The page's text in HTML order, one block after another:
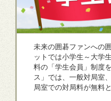
未来の囲碁ファンへの
ットでは小学生～大学
料の「学生会員」制度
ス」では、一般対局室
局室での対局料が無料